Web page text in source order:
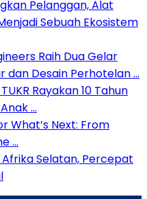
Pelanggan, Alat
Sebuah Ekosistem
Raih Dua Gelar
dan Desain Perhotelan …
Rayakan 10 Tahun
…
What’s Next: From
…
Afrika Selatan, Percepat